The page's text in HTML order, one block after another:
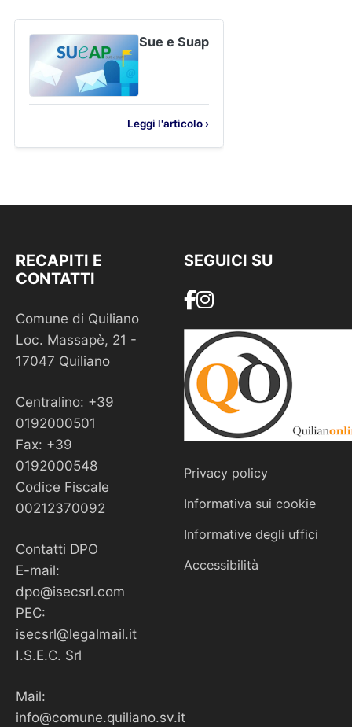
Sue e Suap
Leggi l'articolo ›
RECAPITI E
CONTATTI
Comune di Quiliano
Loc. Massapè, 21 -
17047 Quiliano
Centralino: +39
0192000501
Fax: +39
0192000548
Codice Fiscale
00212370092
Contatti DPO
E-mail:
dpo@isecsrl.com
PEC:
isecsrl@legalmail.it
I.S.E.C. Srl
Mail:
info@comune.quiliano.sv.it
SEGUICI SU
Privacy policy
Informativa sui cookie
Informative degli uffici
Accessibilità